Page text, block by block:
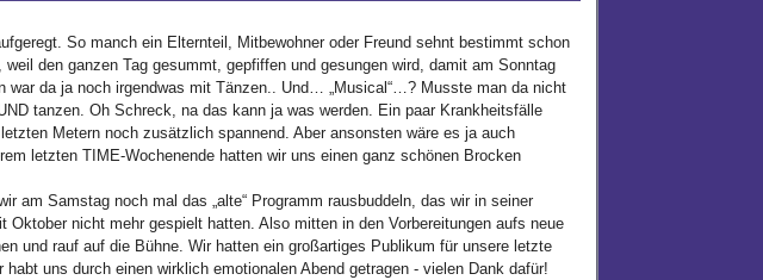
So manch ein Elternteil, Mitbewohner oder Freund sehnt bestimmt schon
weil den ganzen Tag gesummt, gepfiffen und gesungen wird, damit am Sonntag
war da ja noch irgendwas mit Tänzen.. Und… „Musical“…? Musste man da nicht
tanzen. Oh Schreck, na das kann ja was werden. Ein paar Krankheitsfälle
Metern noch zusätzlich spannend. Aber ansonsten wäre es ja auch
letzten TIME-Wochenende hatten wir uns einen ganz schönen Brocken
am Samstag noch mal das „alte“ Programm rausbuddeln, das wir in seiner
Oktober nicht mehr gespielt hatten. Also mitten in den Vorbereitungen aufs neue
und rauf auf die Bühne. Wir hatten ein großartiges Publikum für unsere letzte
uns durch einen wirklich emotionalen Abend getragen - vielen Dank dafür!